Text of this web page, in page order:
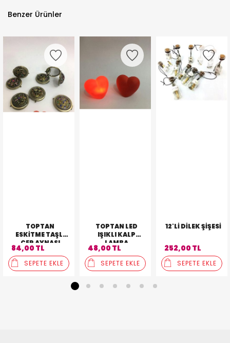
Benzer Ürünler
TOPTAN
ESKITME TAŞLI
CEP AYNASI
84,00 TL
SEPETE EKLE
TOPTAN LED
IŞIKLI KALP
LAMBA
48,00 TL
SEPETE EKLE
12'LI DILEK ŞIŞESI
252,00 TL
SEPETE EKLE
2 3 4 5 6 7